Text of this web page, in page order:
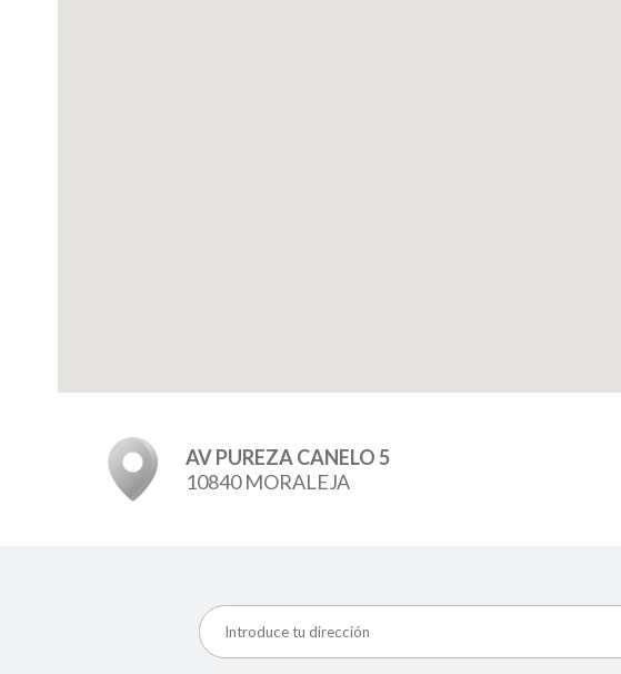
AV PUREZA CANELO 5
10840 MORALEJA